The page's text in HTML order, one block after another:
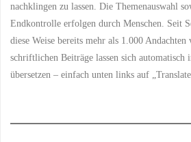
nachklingen zu lassen. Die Themenauswahl
Endkontrolle erfolgen durch Menschen. Seit
diese Weise bereits mehr als 1.000
schriftlichen Beiträge lassen sich automatisch
übersetzen – einfach unten links auf